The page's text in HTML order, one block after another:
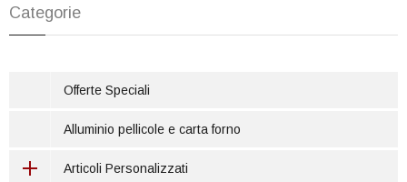
Categorie
Offerte Speciali
Alluminio pellicole e carta forno
Articoli Personalizzati